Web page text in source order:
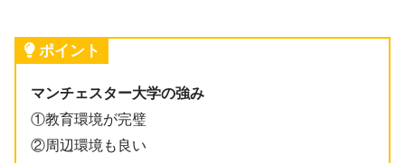
ポイント
マンチェスター大学の強み
①教育環境が完璧
②周辺環境も良い